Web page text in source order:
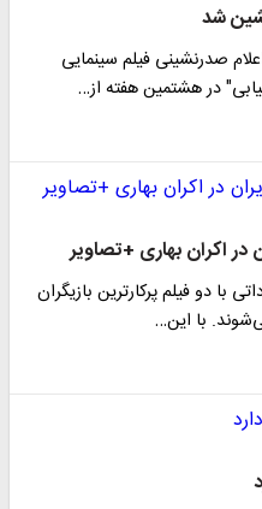
شد
صدرنشینی فیلم سینمایی
در هشتمین هفته از…
اکران بهاری +تصاویر
دو فیلم پرکارترین بازیگران
با این…